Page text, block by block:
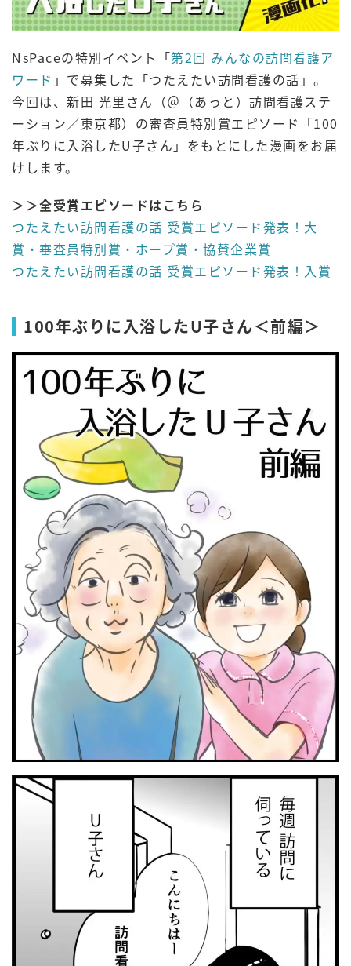
NsPaceの特別イベント「第2回 みんなの訪問看護ア
ワード 」で募集した「つたえたい訪問看護の話」。
今回は、新田 光里さん（＠（あっと）訪問看護ステ
ーション／東京都）の審査員特別賞エピソード「100
年ぶりに入浴したU子さん」をもとにした漫画をお届
けします。
＞＞全受賞エピソードはこちら
つたえたい訪問看護の話 受賞エピソード発表！大
賞・審査員特別賞・ホープ賞・協賛企業賞
つたえたい訪問看護の話 受賞エピソード発表！入賞
100年ぶりに入浴したU子さん＜前編＞